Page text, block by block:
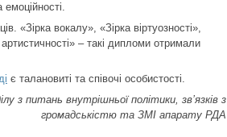
«Зірка вокалу», «Зірка віртуозності»,
артистичності» – такі дипломи отримали
є талановиті та співочі особистості.
з питань внутрішньої політики, зв’язків з
громадськістю та ЗМІ апарату РДА